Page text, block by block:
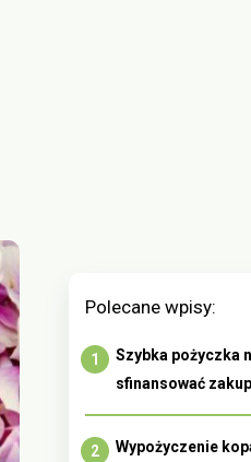
Polecane wpisy:
Szybka pożyczka
sfinansować
Wypożyczenie